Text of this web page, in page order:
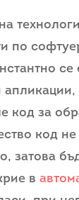
по
се
код за
код
затова
в